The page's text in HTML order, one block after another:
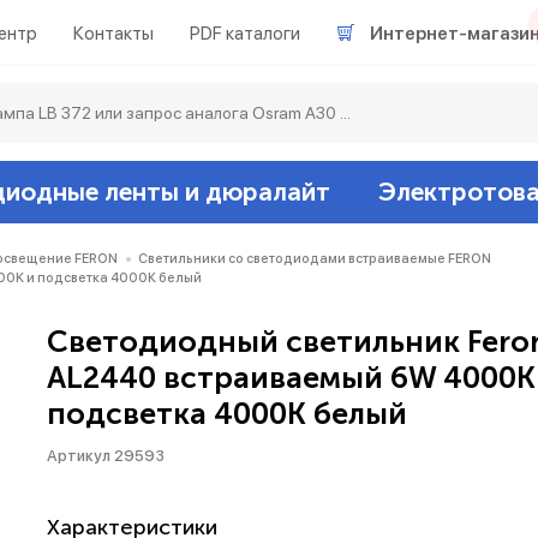
Контакты PDF каталоги Интернет-магазин
Светодиодные
Акцентное
ленты и дюралайт
Ленты
Аксессуары
Датчики
Эпра (балласты)
Гирлянды белт-
FERON
Светильники со светодиодами встраиваемые FERON
и подсветка 4000К белый
Светодиодный светильник
AL2440 встраиваемый 6W
подсветка 4000К белый
Артикул 29593
Характеристики